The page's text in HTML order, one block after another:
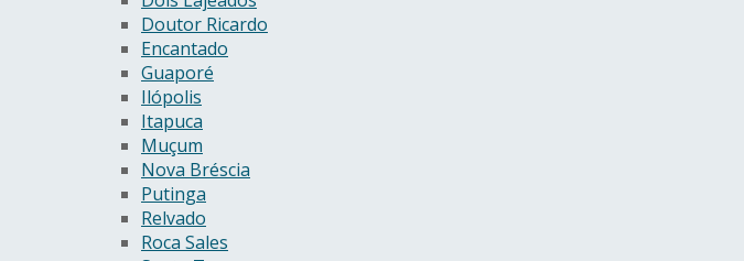
Doutor Ricardo
Encantado
Guaporé
Ilópolis
Itapuca
Muçum
Nova Bréscia
Putinga
Relvado
Roca Sales